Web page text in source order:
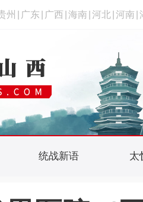
州 广东 广西 海南 河北 河南
统战新语 太